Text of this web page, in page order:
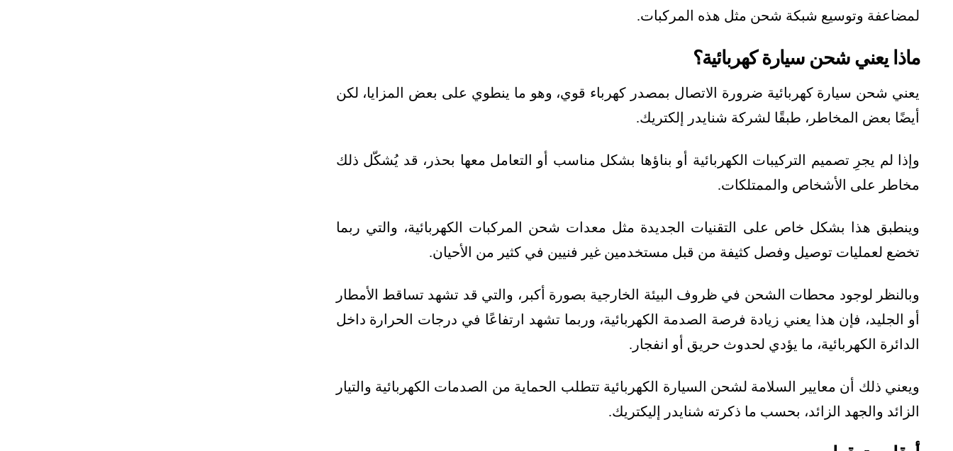
لمضاعفة وتوسيع شبكة شحن مثل هذه المركبات.
ماذا يعني شحن سيارة كهربائية؟
يعني شحن سيارة كهربائية ضرورة الاتصال بمصدر كهرباء قوي، وهو ما ينطوي على بعض المزايا، لكن
أيضًا بعض المخاطر، طبقًا لشركة شنايدر إلكتريك.
وإذا لم يجرِ تصميم التركيبات الكهربائية أو بناؤها بشكل مناسب أو التعامل معها بحذر، قد يُشكّل ذلك
مخاطر على الأشخاص والممتلكات.
وينطبق هذا بشكل خاص على التقنيات الجديدة مثل معدات شحن المركبات الكهربائية، والتي ربما
تخضع لعمليات توصيل وفصل كثيفة من قبل مستخدمين غير فنيين في كثير من الأحيان.
وبالنظر لوجود محطات الشحن في ظروف البيئة الخارجية بصورة أكبر، والتي قد تشهد تساقط الأمطار
أو الجليد، فإن هذا يعني زيادة فرصة الصدمة الكهربائية، وربما تشهد ارتفاعًا في درجات الحرارة داخل
الدائرة الكهربائية، ما يؤدي لحدوث حريق أو انفجار.
ويعني ذلك أن معايير السلامة لشحن السيارة الكهربائية تتطلب الحماية من الصدمات الكهربائية والتيار
الزائد والجهد الزائد، بحسب ما ذكرته شنايدر إليكتريك.